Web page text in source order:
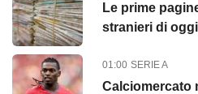
Le prime
stranieri di
01:00 SERIE A
Calciomercato